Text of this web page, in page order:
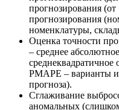
прогнозирования
прогнозирования
номенклатуры,
Оценка точности
– среднее
PMAPE – варианты
прогноза).
Сглаживание
аномальных